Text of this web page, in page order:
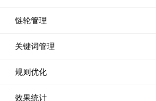
链轮管理
关键词管理
规则优化
效果统计